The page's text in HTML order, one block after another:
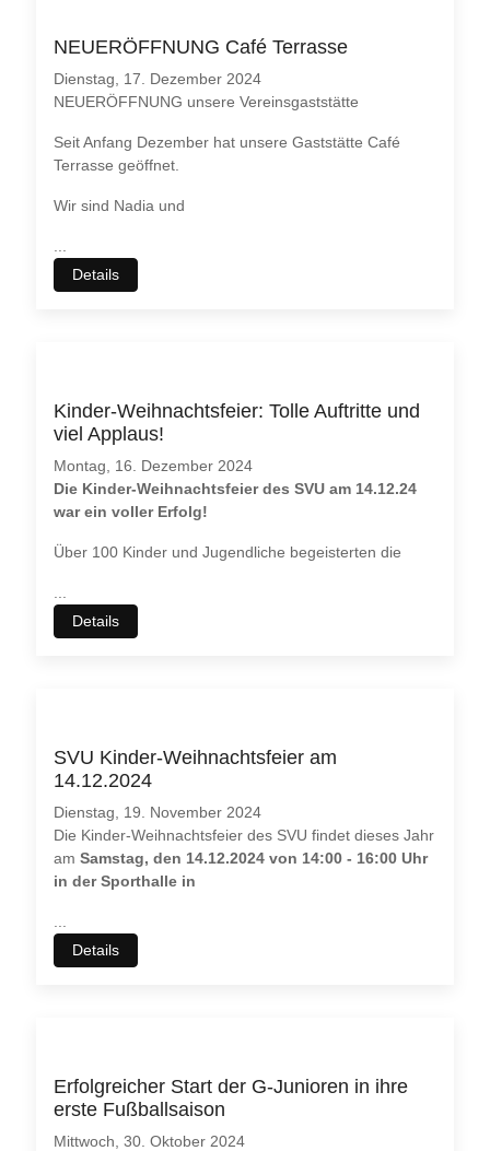
NEUERÖFFNUNG Café Terrasse
Dienstag, 17. Dezember 2024
NEUERÖFFNUNG unsere Vereinsgaststätte
Seit Anfang Dezember hat unsere Gaststätte Café
Terrasse geöffnet.
Wir sind Nadia und
Details
Kinder-Weihnachtsfeier: Tolle Auftritte und
viel Applaus!
Montag, 16. Dezember 2024
Die Kinder-Weihnachtsfeier des SVU am 14.12.24
war ein voller Erfolg!
Über 100 Kinder und Jugendliche begeisterten die
Details
SVU Kinder-Weihnachtsfeier am
14.12.2024
Dienstag, 19. November 2024
Die Kinder-Weihnachtsfeier des SVU findet dieses Jahr
amSamstag, den 14.12.2024 von 14:00 - 16:00 Uhr
in der Sporthalle in
Details
Erfolgreicher Start der G-Junioren in ihre
erste Fußballsaison
Mittwoch, 30. Oktober 2024